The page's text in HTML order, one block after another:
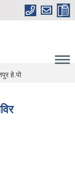
हे.पो